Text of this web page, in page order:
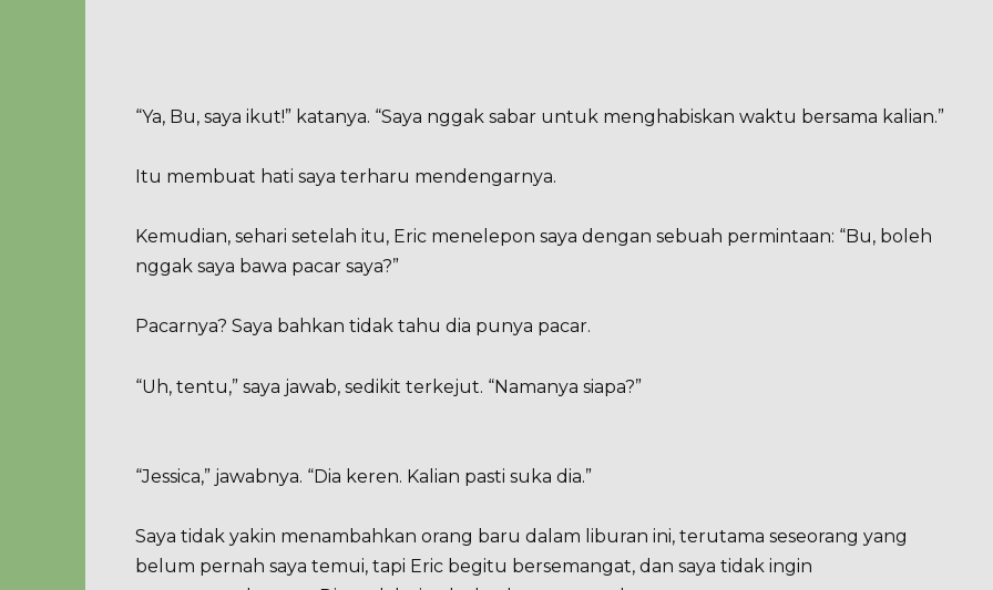
“Ya, Bu, saya ikut!” katanya. “Saya nggak sabar untuk menghabiskan waktu bersama kalian.”
Itu membuat hati saya terharu mendengarnya.
Kemudian, sehari setelah itu, Eric menelepon saya dengan sebuah permintaan: “Bu, boleh
nggak saya bawa pacar saya?”
Pacarnya? Saya bahkan tidak tahu dia punya pacar.
“Uh, tentu,” saya jawab, sedikit terkejut. “Namanya siapa?”
“Jessica,” jawabnya. “Dia keren. Kalian pasti suka dia.”
Saya tidak yakin menambahkan orang baru dalam liburan ini, terutama seseorang yang
belum pernah saya temui, tapi Eric begitu bersemangat, dan saya tidak ingin